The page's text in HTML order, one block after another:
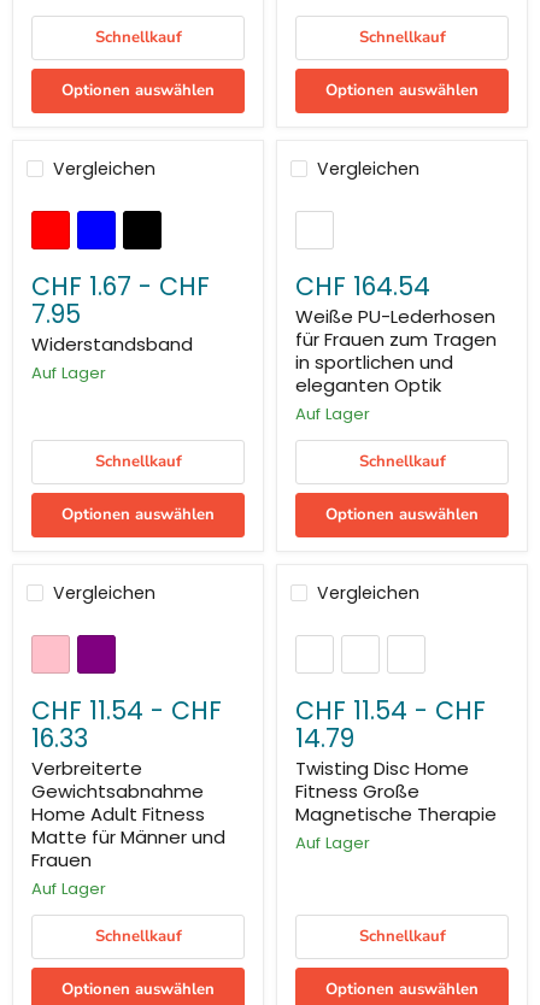
Schnellkauf
Optionen auswählen
Schnellkauf
Optionen auswählen
Vergleichen
CHF 1.67 - CHF
7.95
Widerstandsband
Auf Lager
Schnellkauf
Optionen auswählen
Vergleichen
CHF 164.54
Weiße PU-Lederhosen
für Frauen zum Tragen
in sportlichen und
eleganten Optik
Auf Lager
Schnellkauf
Optionen auswählen
Vergleichen
CHF 11.54 - CHF
16.33
Verbreiterte
Gewichtsabnahme
Home Adult Fitness
Matte für Männer und
Frauen
Auf Lager
Schnellkauf
Optionen auswählen
Vergleichen
CHF 11.54 - CHF
14.79
Twisting Disc Home
Fitness Große
Magnetische Therapie
Auf Lager
Schnellkauf
Optionen auswählen